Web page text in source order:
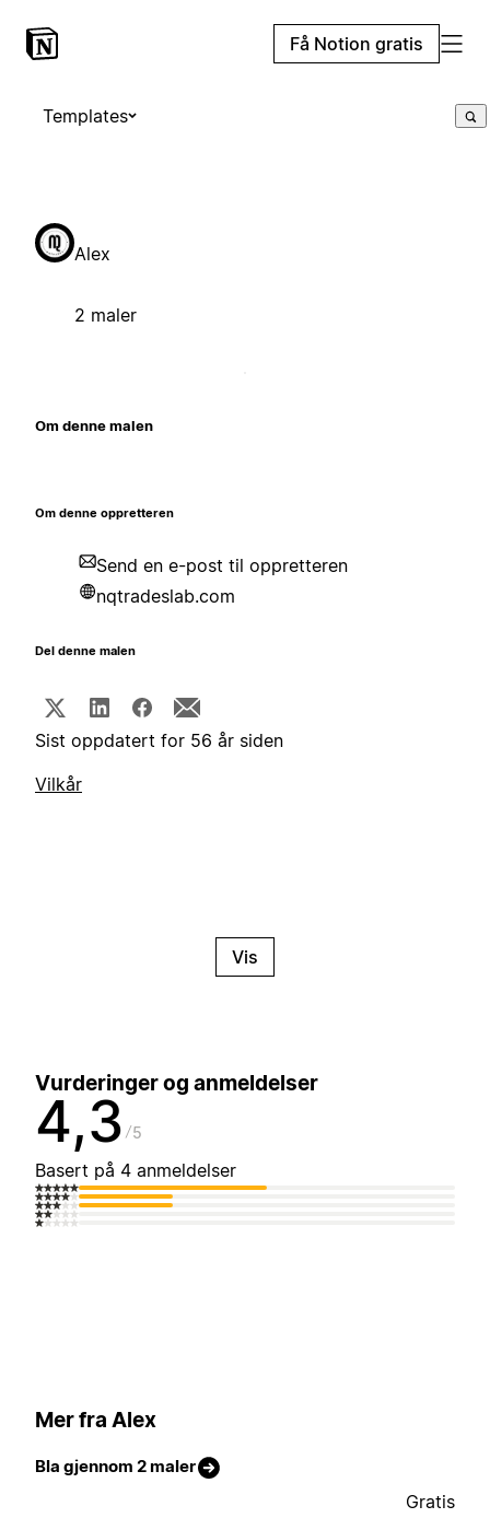
Få Notion gratis
Templates
Alex
2 maler
Om denne malen
Om denne oppretteren
Send en e-post til oppretteren
nqtradeslab.com
Del denne malen
Sist oppdatert for 56 år siden
Vilkår
Vis
Vurderinger og anmeldelser
4,3 5
Basert på 4 anmeldelser
Mer fra Alex
Bla gjennom 2 maler
Gratis